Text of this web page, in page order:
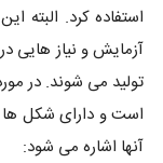
استفاده کرد. البته
آزمایش و نیاز هایی
تولید می شوند. در
است و دارای شکل ها
آنها اشاره می شود: